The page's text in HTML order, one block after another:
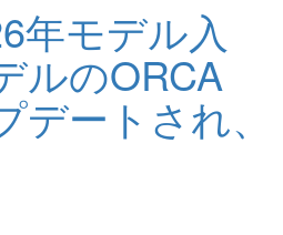
年モデル入
ルのORCA
ートされ、